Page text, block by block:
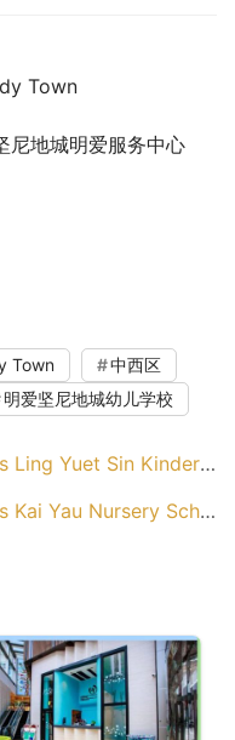
Town
尼地城明爱服务中心
Town
中西区
明爱坚尼地城幼儿学校
Kindergarten（中西区幼稚园）
School（黄大仙区幼稚园）